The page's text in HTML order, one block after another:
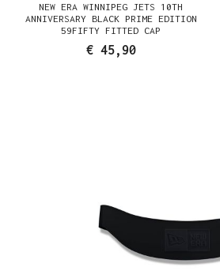
NEW ERA WINNIPEG JETS 10TH
ANNIVERSARY BLACK PRIME EDITION
59FIFTY FITTED CAP
€ 45,90